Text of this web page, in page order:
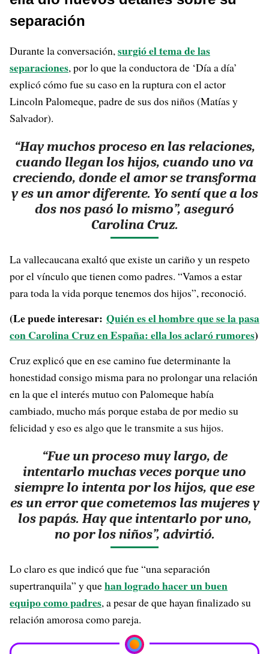
separación
Durante la conversación, surgió el tema de las
separaciones, por lo que la conductora de ‘Día a día’
explicó cómo fue su caso en la ruptura con el actor
Lincoln Palomeque, padre de sus dos niños (Matías y
Salvador).
“Hay muchos proceso en las relaciones,
cuando llegan los hijos, cuando uno va
creciendo, donde el amor se transforma
y es un amor diferente. Yo sentí que a los
dos nos pasó lo mismo”, aseguró
Carolina Cruz.
La vallecaucana exaltó que existe un cariño y un respeto
por el vínculo que tienen como padres. “Vamos a estar
para toda la vida porque tenemos dos hijos”, reconoció.
(Le puede interesar: Quién es el hombre que se la pasa
con Carolina Cruz en España: ella los aclaró rumores)
Cruz explicó que en ese camino fue determinante la
honestidad consigo misma para no prolongar una relación
en la que el interés mutuo con Palomeque había
cambiado, mucho más porque estaba de por medio su
felicidad y eso es algo que le transmite a sus hijos.
“Fue un proceso muy largo, de
intentarlo muchas veces porque uno
siempre lo intenta por los hijos, que ese
es un error que cometemos las mujeres y
los papás. Hay que intentarlo por uno,
no por los niños”, advirtió.
Lo claro es que indicó que fue “una separación
supertranquila” y quehan logrado hacer un buen
equipo como padres, a pesar de que hayan finalizado su
relación amorosa como pareja.